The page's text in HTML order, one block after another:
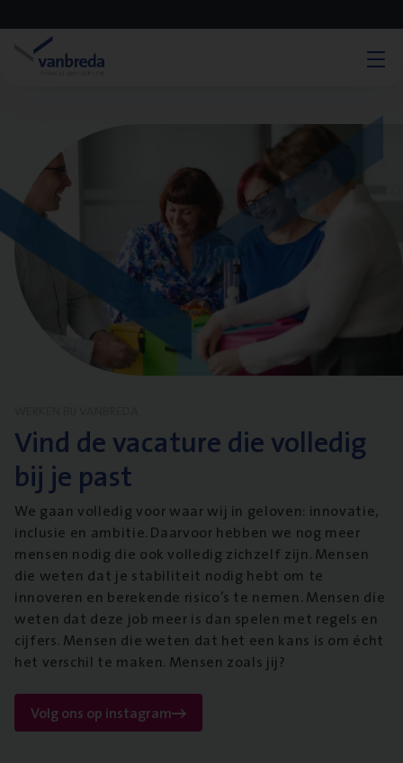
Vind de vacature die volledig
bij je past
We gaan volledig voor waar wij in geloven: innovatie,
inclusie en ambitie. Daarvoor hebben we nog meer
mensen nodig die ook volledig zichzelf zijn. Mensen
die weten dat je stabiliteit nodig hebt om te
innoveren en berekende risico’s te nemen. Mensen die
weten dat deze job meer is dan spelen met regels en
cijfers. Mensen die weten dat het een kans is om écht
het verschil te maken. Mensen zoals jij?
Volg ons op instagram